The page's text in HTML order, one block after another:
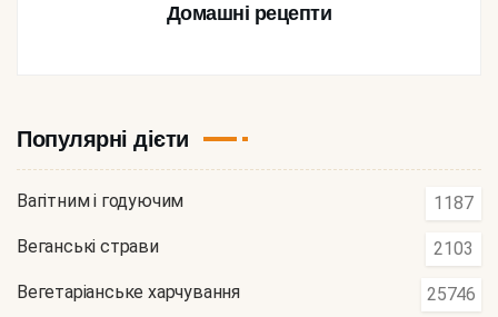
Домашні рецепти
Популярні дієти
Вагітним і годуючим 1187
Веганські страви 2103
Вегетаріанське харчування 25746